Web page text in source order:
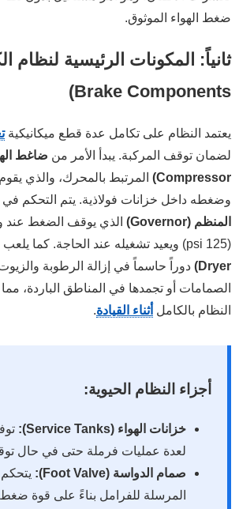
ضغط الهواء الموثوق.
Brake Components)
يعتمد النظام على تكامل عدة قطع ميكانيكية
لضمان توقف المركبة. يبدأ الأمر من
Compressor)
المرتبط بالمحرك، والذي
وضغطه داخل خزانات فولاذية. يتم التحكم
المنظم (Governor)
الذي يوقف الضغط عند
(125 psi) ويعيد تشغيله عند الحاجة. كما يلعب
Dryer)
دوراً حاسماً في إزالة الرطوبة
الصمامات أو تجمدها في المناطق الباردة،
النظام بالكامل أثناء القيادة.
أجزاء النظام الحيوية:
خزانات الهواء (Service Tanks):
لعدة عمليات فرملة حتى في حال
صمام الدواسة (Foot Valve):
المرسلة للفرامل بناءً على قوة